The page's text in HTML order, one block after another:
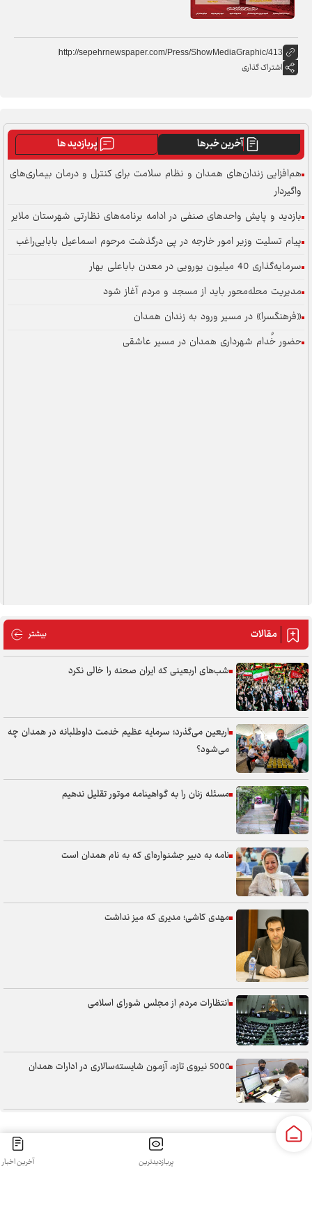
http://sepehrnewspaper.com/Press/ShowMediaGraphic/413
اشتراک گذاری
آخرین خبرها
پربازدید ها
هم‌افزایی زندان‌های همدان و نظام سلامت برای کنترل و درمان بیماری‌های
واگیردار
بازدید و پایش واحدهای صنفی در ادامه برنامه‌های نظارتی شهرستان ملایر
پیام تسلیت وزیر امور خارجه در پی درگذشت مرحوم اسماعیل بابایی‌راغب
سرمایه‌گذاری 40 میلیون یورویی در معدن باباعلی بهار
مدیریت محله‌محور باید از مسجد و مردم آغاز شود
«فرهنگسرا» در مسیر ورود به زندان همدان
حضور خُدام شهرداری همدان در مسیر عاشقی
مقالات بیشتر مقالات
شب‌های اربعینی که ایران صحنه را خالی نکرد
اربعین می‌گذرد؛ سرمایه عظیم خدمت داوطلبانه در همدان چه
می‌شود؟
مسئله زنان را به گواهینامه موتور تقلیل ندهیم
نامه به دبیر جشنواره‌ای که به نام همدان است
مهدی کاشی؛ مدیری که میز نداشت
انتظارات مردم از مجلس شورای اسلامی
5000 نیروی تازه، آزمون شایسته‌سالاری در ادارات همدان
پربازدیدترین آخرین اخبار